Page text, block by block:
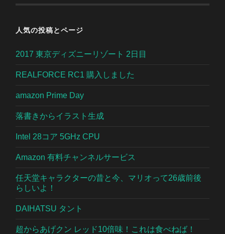
人気の投稿とページ
2017 東京ディズニーリゾート 2日目
REALFORCE RC1 購入しました
amazon Prime Day
落書きからイラスト生成
Intel 28コア 5GHz CPU
Amazon 有料チャンネルサービス
任天堂キャラクターの昔と今、マリオって26歳前後
らしいよ！
DAIHATSU タント
超からあげクン レッド10倍味！これは食べねば！